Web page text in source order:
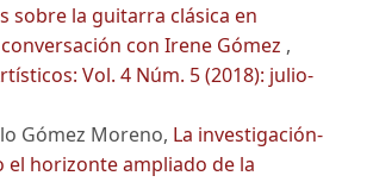
sobre la guitarra clásica en
con Irene Gómez ,
Vol. 4 Núm. 5 (2018): julio-
Gómez Moreno, La investigación-
el horizonte ampliado de la